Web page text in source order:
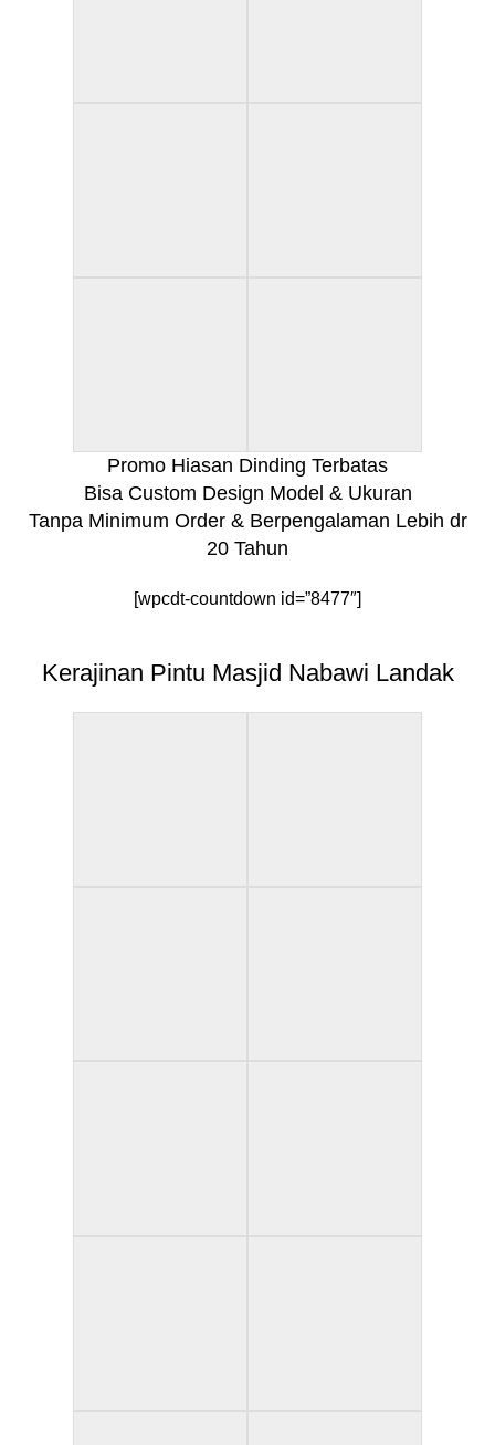
Promo Hiasan Dinding Terbatas
Bisa Custom Design Model & Ukuran
Tanpa Minimum Order & Berpengalaman Lebih dr
20 Tahun
[wpcdt-countdown id=”8477″]
Kerajinan Pintu Masjid Nabawi Landak